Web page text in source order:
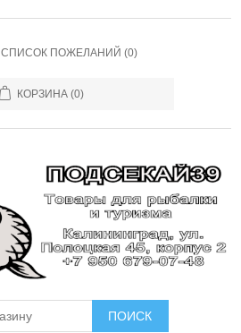
СПИСОК ПОЖЕЛАНИЙ (0)
КОРЗИНА (0)
ПОИСК